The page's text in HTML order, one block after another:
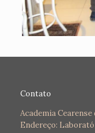
Contato
Academia Cearense
Endereço: